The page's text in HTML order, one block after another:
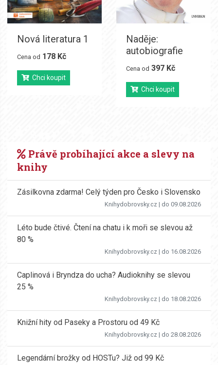
Nová literatura 1
Cena od 178 Kč
Chci koupit
Naděje:
autobiografie
Cena od 397 Kč
Chci koupit
Právě probíhající akce a slevy na
knihy
Zásilkovna zdarma! Celý týden pro Česko i Slovensko
Knihydobrovsky.cz | do 09.08.2026
Léto bude čtivé. Čtení na chatu i k moři se slevou až
80 %
Knihydobrovsky.cz | do 16.08.2026
Caplinová i Bryndza do ucha? Audioknihy se slevou
25 %
Knihydobrovsky.cz | do 18.08.2026
Knižní hity od Paseky a Prostoru od 49 Kč
Knihydobrovsky.cz | do 28.08.2026
Legendární brožky od HOSTu? Již od 99 Kč